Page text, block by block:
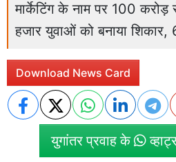
मार्केटिंग के नाम पर 100 करोड़
हजार युवाओं को बनाया शिकार,
Download News Card
युगांतर प्रवाह के